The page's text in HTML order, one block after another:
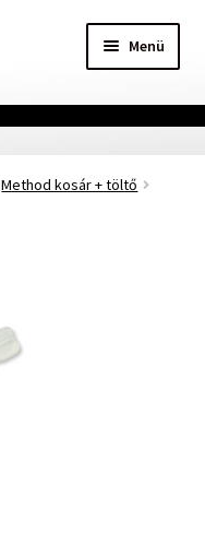
Menü
Method kosár + töltő